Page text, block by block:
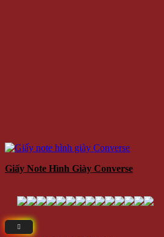
Giấy Note Hình Giày Converse